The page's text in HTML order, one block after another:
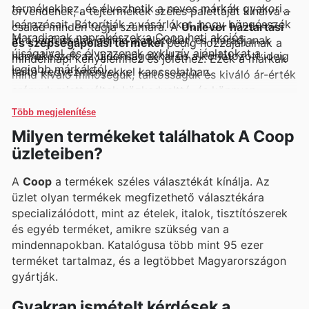
örvendenek, a tejtermékek széles palettáját kínálva a
család minden tagja számára. AUnilever háztartási
és szépségápolási termékeipedig hozzájárulnak a
mindennapi kényelemhez és jóléthez. Ezek a márkák
mind kiváló minőségük, tartósságuk és kiváló ár-érték
arányuk miatt váltak közkedveltté, és könnyen
megtalálhatók a Coop heti akciós újságaiban,
szórólapján, valamint online katalógusában, ahol
gyakran exkluzív ajánlatok és promóciók várják a
vásárlókat.
termékekhez, és élvezhetik a neves márkák gyakori
leárazásait. Bátorítják a vásárlókat, hogy böngésszék
át a legfrissebb online ajánlatokat, és maradjanak
naprakészek az újdonságokkal és a korlátozott ideig
tartó kedvezményekkel kapcsolatban.
Maradjanak naprakészek a Coop heti akciós
újságaival, és élvezzenek exkluzív ajánlatokat a
legjobb márkáktól.
Több megjelenítése
Milyen termékeket találhatok A Coop
üzleteiben?
A Coop a termékek széles választékát kínálja. Az
üzlet olyan termékek megfizethető választékára
specializálódott, mint az ételek, italok, tisztítószerek
és egyéb terméket, amikre szükség van a
mindennapokban. Katalógusa több mint 95 ezer
terméket tartalmaz, és a legtöbbet Magyarországon
gyártják.